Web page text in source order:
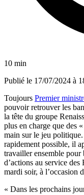
10 min
Publié le 17/07/2024 à
Toujours Premier
pouvoir retrouver les
la tête du groupe
plus en charge que des
main sur le jeu
rapidement possible, il
travailler ensemble pour
d’actions au service
mardi soir, à l’occasion
« Dans les prochains